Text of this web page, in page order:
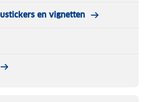
en vignetten